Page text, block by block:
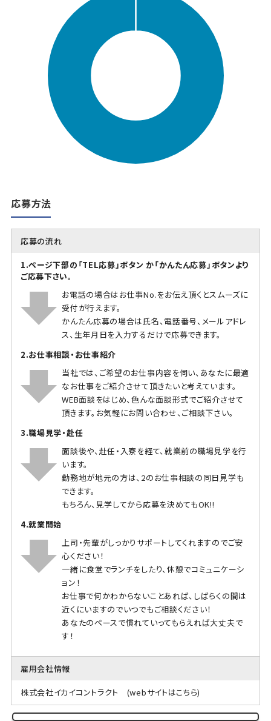
応募方法
応募の流れ
1.ページ下部の「TEL応募」ボタン か「かんたん応募」ボタンより
ご応募下さい。
お電話の場合はお仕事No.をお伝え頂くとスムーズに
受付が行えます。
かんたん応募の場合は氏名、電話番号、メールアドレ
ス、生年月日を入力するだけで応募できます。
2.お仕事相談・お仕事紹介
当社では、ご希望のお仕事内容を伺い、あなたに最適
なお仕事をご紹介させて頂きたいと考えています。
WEB面談をはじめ、色んな面談形式でご紹介させて
頂きます。お気軽にお問い合わせ、ご相談下さい。
3.職場見学・赴任
面談後や、赴任・入寮を経て、就業前の職場見学を行
います。
勤務地が地元の方は、2のお仕事相談の同日見学も
できます。
もちろん、見学してから応募を決めてもOK!!
4.就業開始
上司・先輩がしっかりサポートしてくれますのでご安
心ください！
一緒に食堂でランチをしたり、休憩でコミュニケーシ
ョン！
お仕事で何かわからないことあれば、しばらくの間は
近くにいますのでいつでもご相談ください！
あなたのペースで慣れていってもらえれば大丈夫で
す！
雇用会社情報
株式会社イカイコントラクト (webサイトはこちら)